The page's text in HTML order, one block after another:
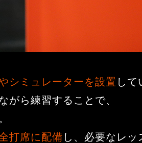
シミュレーターを設置 して
がら練習することで、
打席に配備 し、必要なレ